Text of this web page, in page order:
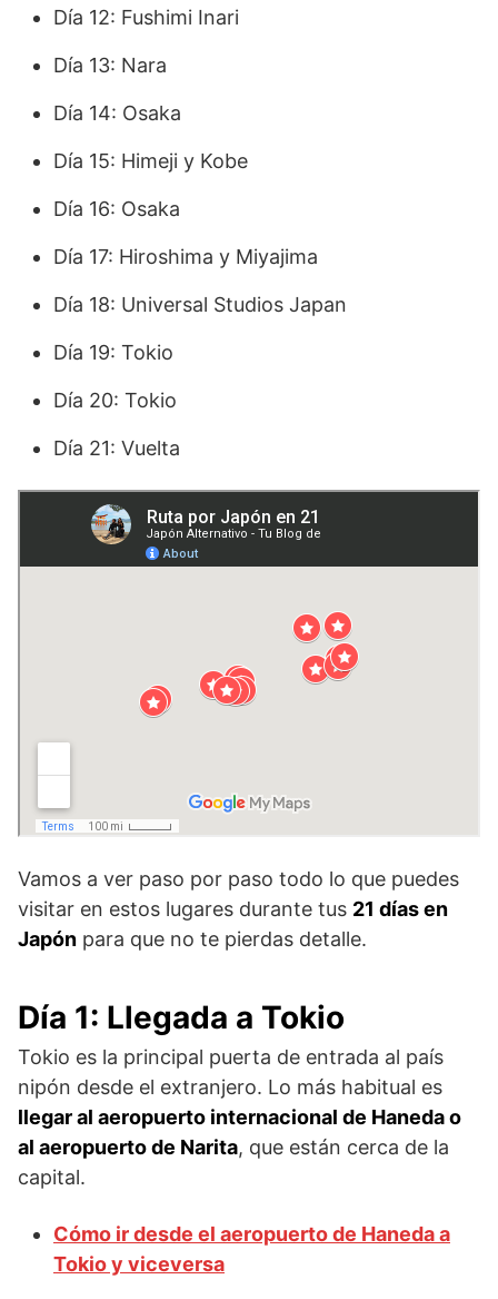
Día 12: Fushimi Inari
Día 13: Nara
Día 14: Osaka
Día 15: Himeji y Kobe
Día 16: Osaka
Día 17: Hiroshima y Miyajima
Día 18: Universal Studios Japan
Día 19: Tokio
Día 20: Tokio
Día 21: Vuelta
Vamos a ver paso por paso todo lo que puedes
visitar en estos lugares durante tus 21 días en
Japón para que no te pierdas detalle.
Día 1: Llegada a Tokio
Tokio es la principal puerta de entrada al país
nipón desde el extranjero. Lo más habitual es
llegar al aeropuerto internacional de Haneda o
al aeropuerto de Narita, que están cerca de la
capital.
Cómo ir desde el aeropuerto de Haneda a
Tokio y viceversa